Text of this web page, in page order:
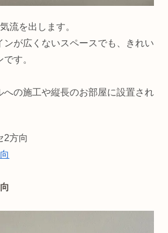
流を出します。
ンが広くないスペースでも、きれい
す。
への施工や縦長のお部屋に設置され
2方向